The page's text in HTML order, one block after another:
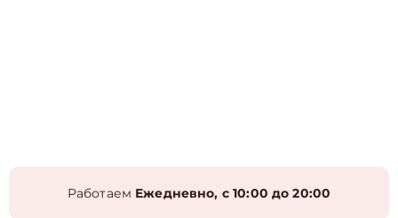
Работаем Ежедневно, с 10:00 до 20:00